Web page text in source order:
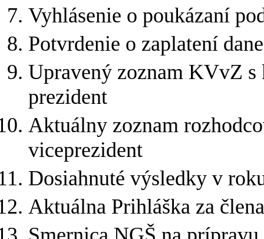
Vyhlásenie o poukázaní
Potvrdenie o zaplatení dane
Upravený zoznam KVvZ s
prezident
Aktuálny zoznam
viceprezident
Dosiahnuté výsledky v
Aktuálna Prihláška za